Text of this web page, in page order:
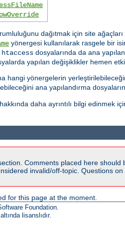
dağıtmak için site
yönergesi kullanılarak rasgele bir
dosyalarında da ana
yapılan değişiklikler hemen
hangi yönergelerin
ana yapılandırma
daha ayrıntılı bilgi edinmek
Comments placed here
invalid/off-topic. Questions
for this page at the moment.
Foundation.
altında lisanslıdır.